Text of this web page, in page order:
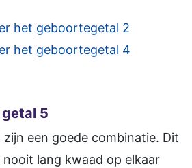
het geboortegetal 2
het geboortegetal 4
5
zijn een goede combinatie. Dit
nooit lang kwaad op elkaar